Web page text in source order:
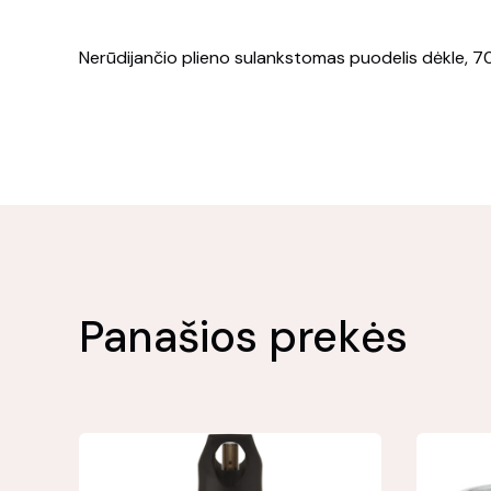
Nerūdijančio plieno sulankstomas puodelis dėkle,
Panašios prekės